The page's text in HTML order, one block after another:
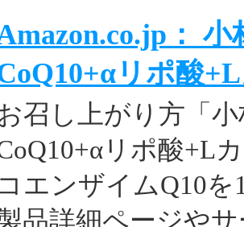
：
リポ酸
召し上がり方「
リポ酸+L
コエンザイムQ10を
品詳細ページや